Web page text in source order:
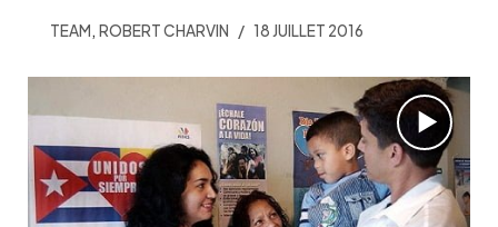
TEAM, ROBERT CHARVIN 18 JUILLET 2016